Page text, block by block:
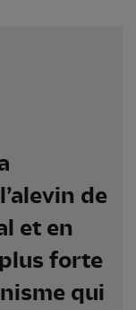
de
et en
forte
qui